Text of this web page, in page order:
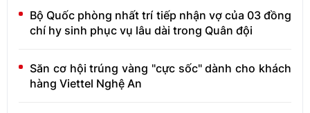
Bộ Quốc phòng nhất trí tiếp nhận vợ của 03 đồng
chí hy sinh phục vụ lâu dài trong Quân đội
Săn cơ hội trúng vàng "cực sốc" dành cho khách
hàng Viettel Nghệ An